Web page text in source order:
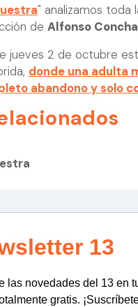
" analizamos toda
de Alfonso Concha
jueves 2 de octubre
donde una adulta
abandono y solo
13
las novedades del 13 en
gratis.